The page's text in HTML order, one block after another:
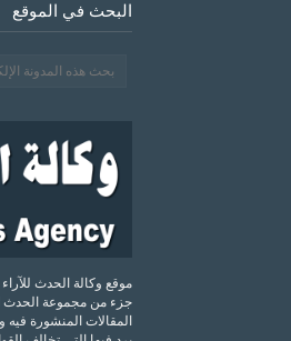
البحث في الموقع
جزء من مجموعة الحدث
المقالات المنشورة فيه